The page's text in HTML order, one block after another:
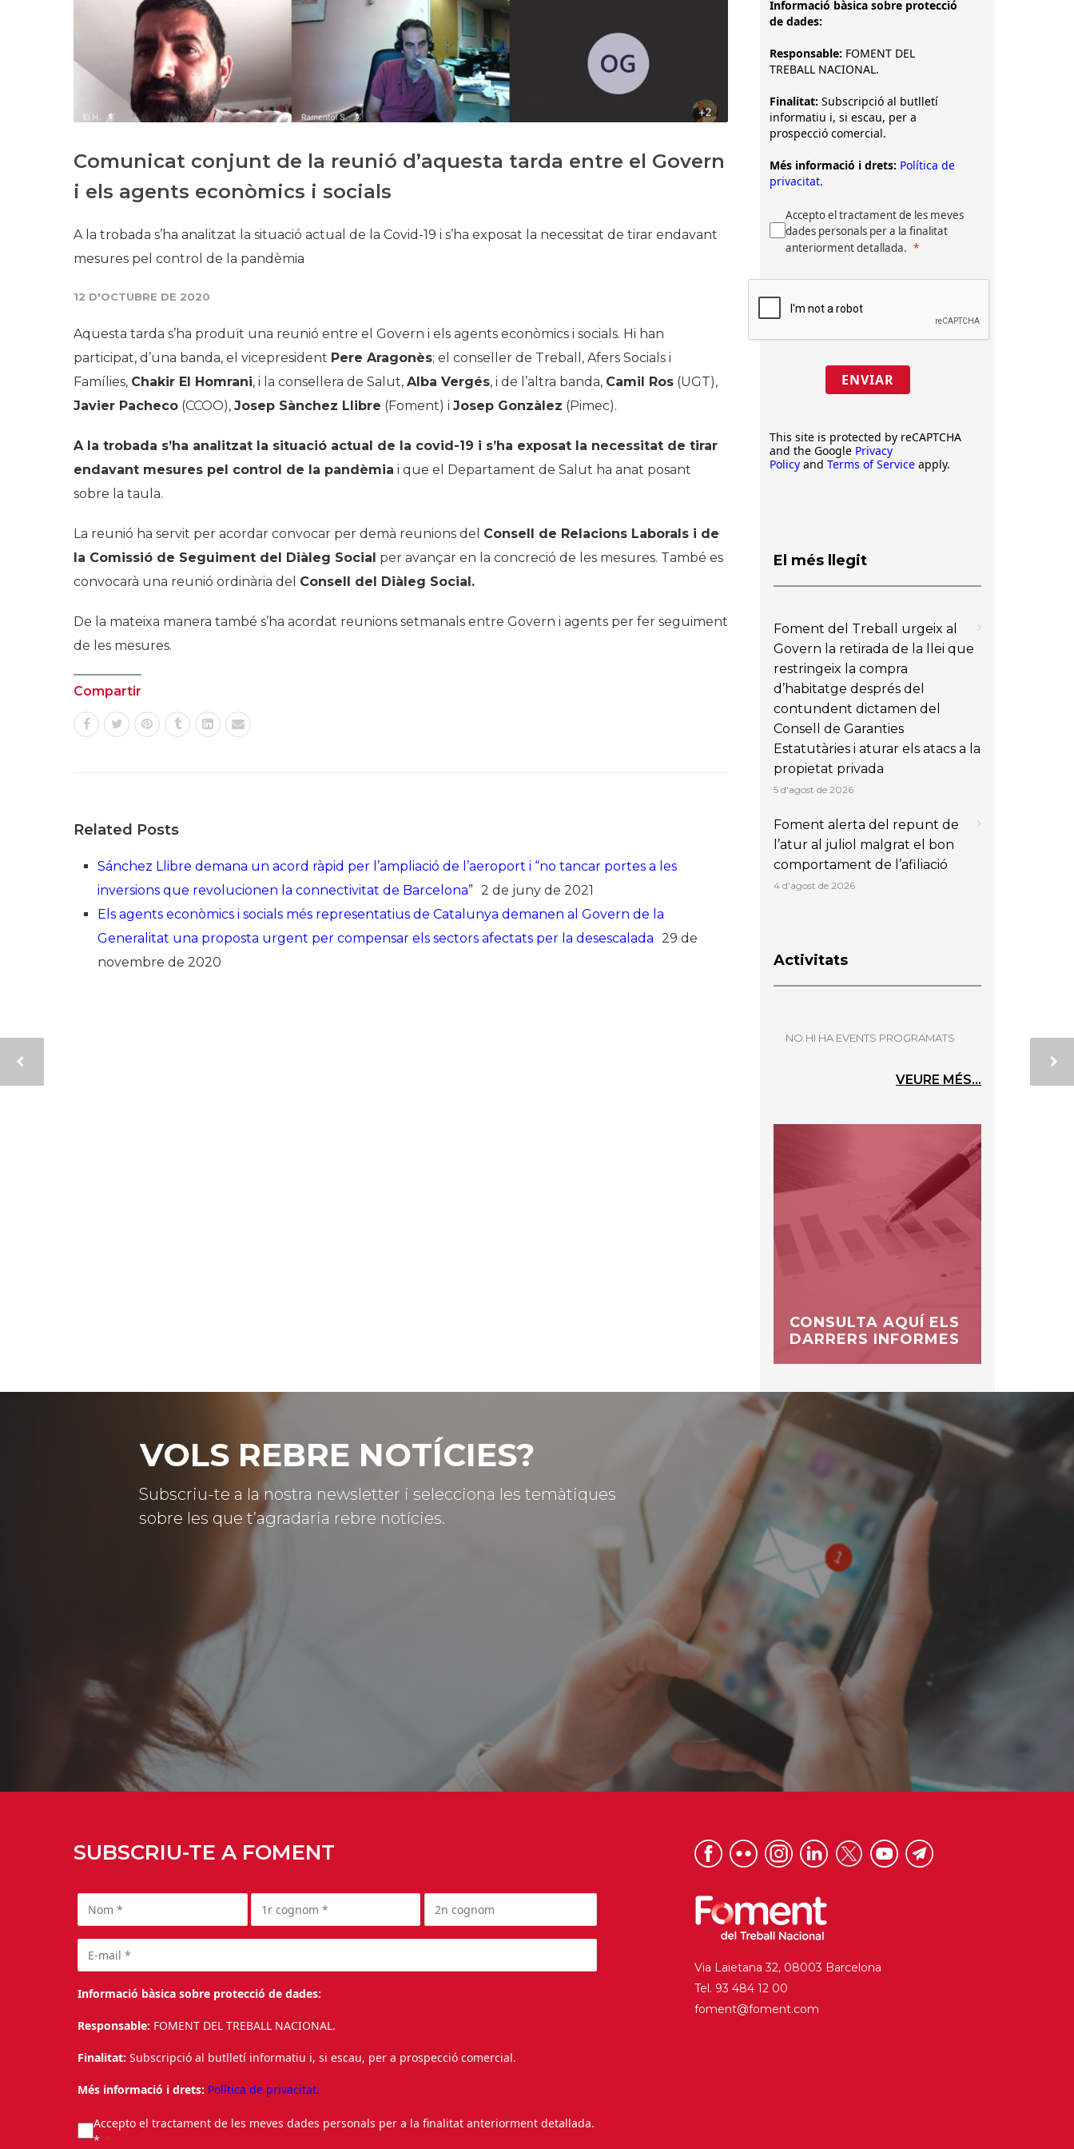
Galeria de Presidents
Biblioteca Arxiu
Seu Social
Comunicat conjunt de la reunió d’aquesta tarda entre el Govern
i els agents econòmics i socials
A la trobada s’ha analitzat la situació actual de la Covid-19 i s’ha exposat la necessitat de tirar endavant
mesures pel control de la pandèmia
12 D'OCTUBRE DE 2020
Aquesta tarda s’ha produït una reunió entre el Govern i els agents econòmics i socials. Hi han
participat, d’una banda, el vicepresident Pere Aragonès; el conseller de Treball, Afers Socials i
Famílies, Chakir El Homrani, i la consellera de Salut, Alba Vergés, i de l’altra banda, Camil Ros (UGT),
Javier Pacheco (CCOO), Josep Sànchez Llibre (Foment) i Josep Gonzàlez (Pimec).
A la trobada s’ha analitzat la situació actual de la covid-19 i s’ha exposat la necessitat de tirar
endavant mesures pel control de la pandèmia i que el Departament de Salut ha anat posant
sobre la taula.
La reunió ha servit per acordar convocar per demà reunions del Consell de Relacions Laborals i de
la Comissió de Seguiment del Diàleg Social per avançar en la concreció de les mesures. També es
convocarà una reunió ordinària del Consell del Diàleg Social.
De la mateixa manera també s’ha acordat reunions setmanals entre Govern i agents per fer seguiment
de les mesures.
Compartir
Related Posts
Sánchez Llibre demana un acord ràpid per l’ampliació de l’aeroport i “no tancar portes a les
inversions que revolucionen la connectivitat de Barcelona” 2 de juny de 2021
Els agents econòmics i socials més representatius de Catalunya demanen al Govern de la
Generalitat una proposta urgent per compensar els sectors afectats per la desescalada 29 de
novembre de 2020
Informació bàsica sobre protecció
de dades:
Responsable: FOMENT DEL
TREBALL NACIONAL.
Finalitat: Subscripció al butlletí
informatiu i, si escau, per a
prospecció comercial.
Més informació i drets: Política de
privacitat.
Accepto el tractament de les meves
dades personals per a la finalitat
anteriorment detallada.
ENVIAR
This site is protected by reCAPTCHA
and the Google Privacy
Policy and Terms of Service apply.
El més llegit
Foment del Treball urgeix al
Govern la retirada de la llei que
restringeix la compra
d’habitatge després del
contundent dictamen del
Consell de Garanties
Estatutàries i aturar els atacs a la
propietat privada
5 d'agost de 2026
Foment alerta del repunt de
l’atur al juliol malgrat el bon
comportament de l’afiliació
4 d'agost de 2026
Activitats
NO HI HA EVENTS PROGRAMATS
VEURE MÉS...
CONSULTA AQUÍ ELS
DARRERS INFORMES
VOLS REBRE NOTÍCIES?
Subscriu-te a la nostra newsletter i selecciona les temàtiques
sobre les que t’agradaria rebre notícies.
SUBSCRIU-TE A FOMENT
Informació bàsica sobre protecció de dades:
Responsable: FOMENT DEL TREBALL NACIONAL.
Finalitat: Subscripció al butlletí informatiu i, si escau, per a prospecció comercial.
Més informació i drets: Política de privacitat.
Accepto el tractament de les meves dades personals per a la finalitat anteriorment detallada.
*
Via Laietana 32, 08003 Barcelona
Tel. 93 484 12 00
foment@foment.com